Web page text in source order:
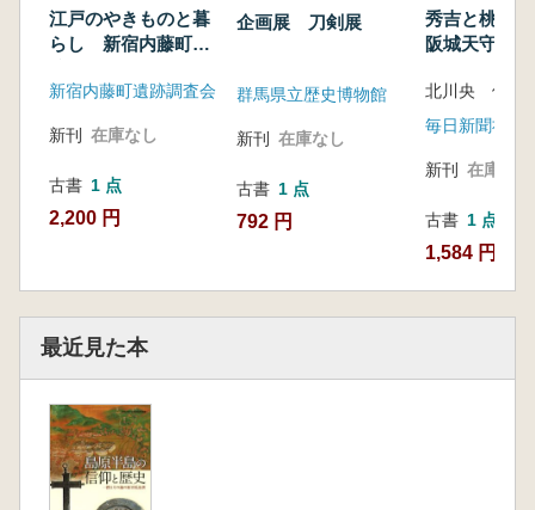
江戸のやきものと暮
らし 新宿内藤町遺
新宿内藤町遺跡調査会
新刊 在庫なし
古書 1 点
2,200 円
企画展 刀剣展
群馬県立歴史博物館
新刊 在庫なし
古書 1 点
792 円
秀吉と桃山
阪城天守閣
北川央 他
毎日新聞社
新刊 在庫なし
古書 1 点
1,584 円
最近見た本